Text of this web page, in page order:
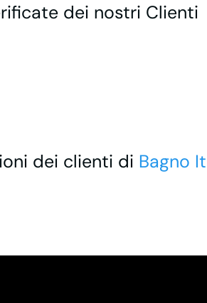
dei nostri Clienti
dei clienti di Bagno